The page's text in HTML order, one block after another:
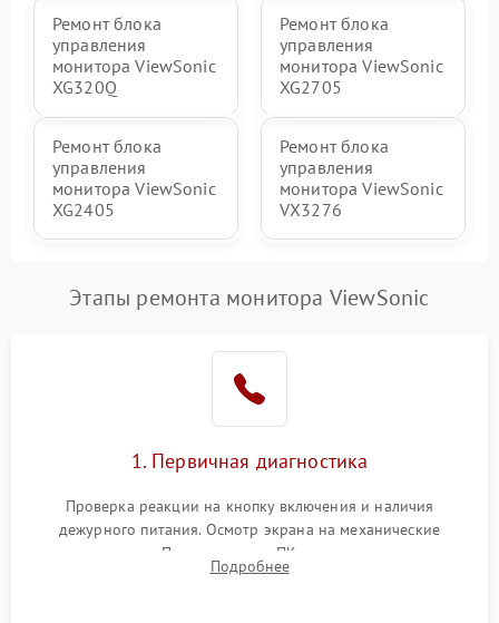
Ремонт блока
управления
монитора ViewSonic
XG320Q
Ремонт блока
управления
монитора ViewSonic
XG2705
Ремонт блока
управления
монитора ViewSonic
XG2405
Ремонт блока
управления
монитора ViewSonic
VX3276
Этапы ремонта монитора ViewSonic
1. Первичная диагностика
Проверка реакции на кнопку включения и наличия
дежурного питания. Осмотр экрана на механические
повреждения. Подключение к ПК для оценки вывода
изображения, работы подсветки и выявления артефактов на
Подробнее